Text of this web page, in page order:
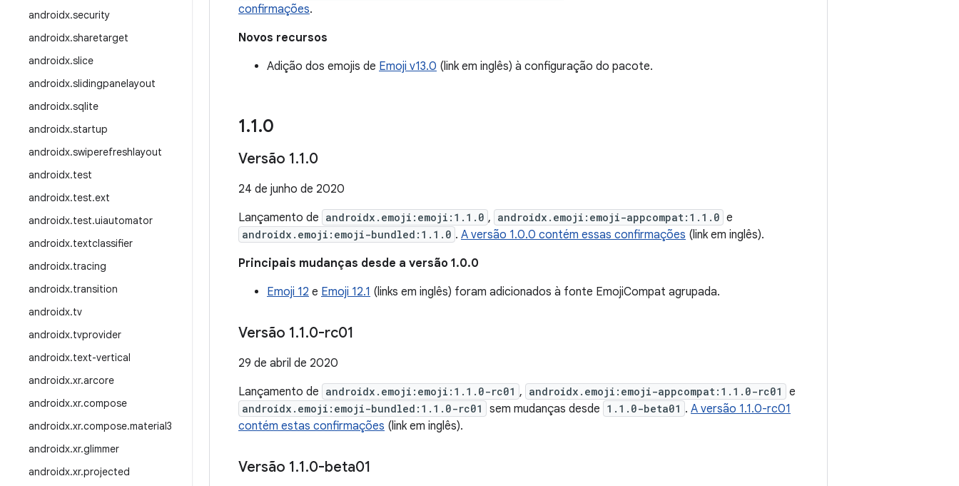
androidx.security
androidx.sharetarget
androidx.slice
androidx.slidingpanelayout
androidx.sqlite
androidx.startup
androidx.swiperefreshlayout
androidx.test
androidx.test.ext
androidx.test.uiautomator
androidx.textclassifier
androidx.tracing
androidx.transition
androidx.tv
androidx.tvprovider
androidx.text-vertical
androidx.xr.arcore
androidx.xr.compose
androidx.xr.compose.material3
androidx.xr.glimmer
androidx.xr.projected
confirmações.
Novos recursos
Adição dos emojis de Emoji v13.0 (link em inglês) à configuração do pacote.
1.1.0
Versão 1.1.0
24 de junho de 2020
Lançamento de androidx.emoji:emoji:1.1.0 , androidx.emoji:emoji-appcompat:1.1.0 e
androidx.emoji:emoji-bundled:1.1.0 . A versão 1.0.0 contém essas confirmações (link em inglês).
Principais mudanças desde a versão 1.0.0
Emoji 12 e Emoji 12.1 (links em inglês) foram adicionados à fonte EmojiCompat agrupada.
Versão 1.1.0-rc01
29 de abril de 2020
Lançamento de androidx.emoji:emoji:1.1.0-rc01 , androidx.emoji:emoji-appcompat:1.1.0-rc01 e
androidx.emoji:emoji-bundled:1.1.0-rc01 sem mudanças desde 1.1.0-beta01 . A versão 1.1.0-rc01
contém estas confirmações (link em inglês).
Versão 1.1.0-beta01